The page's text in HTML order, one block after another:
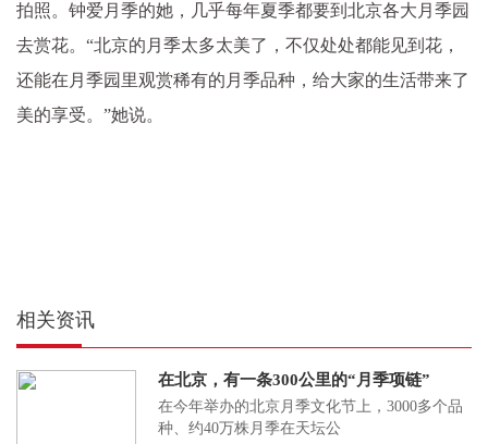
拍照。钟爱月季的她，几乎每年夏季都要到北京各大月季园
去赏花。“北京的月季太多太美了，不仅处处都能见到花，
还能在月季园里观赏稀有的月季品种，给大家的生活带来了
美的享受。”她说。
相关资讯
在北京，有一条300公里的“月季项链”
在今年举办的北京月季文化节上，3000多个品
种、约40万株月季在天坛公